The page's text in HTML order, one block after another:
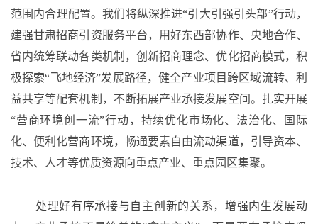
范围内合理配置。我们将纵深推进“引大引强引头部”行动，
建强甘肃招商引资服务平台，用好东西部协作、央地合作、
省内统筹联动各类机制，创新招商理念、优化招商模式，积
极探索“飞地经济”发展路径，健全产业项目跨区域流转、利
益共享等配套机制，不断拓展产业承接发展空间。扎实开展
“营商环境创一流”行动，持续优化市场化、法治化、国际
化、便利化营商环境，畅通要素自由流动渠道，引导资本、
技术、人才等优质资源向重点产业、重点园区集聚。
处理好有序承接与自主创新的关系，增强内生发展动